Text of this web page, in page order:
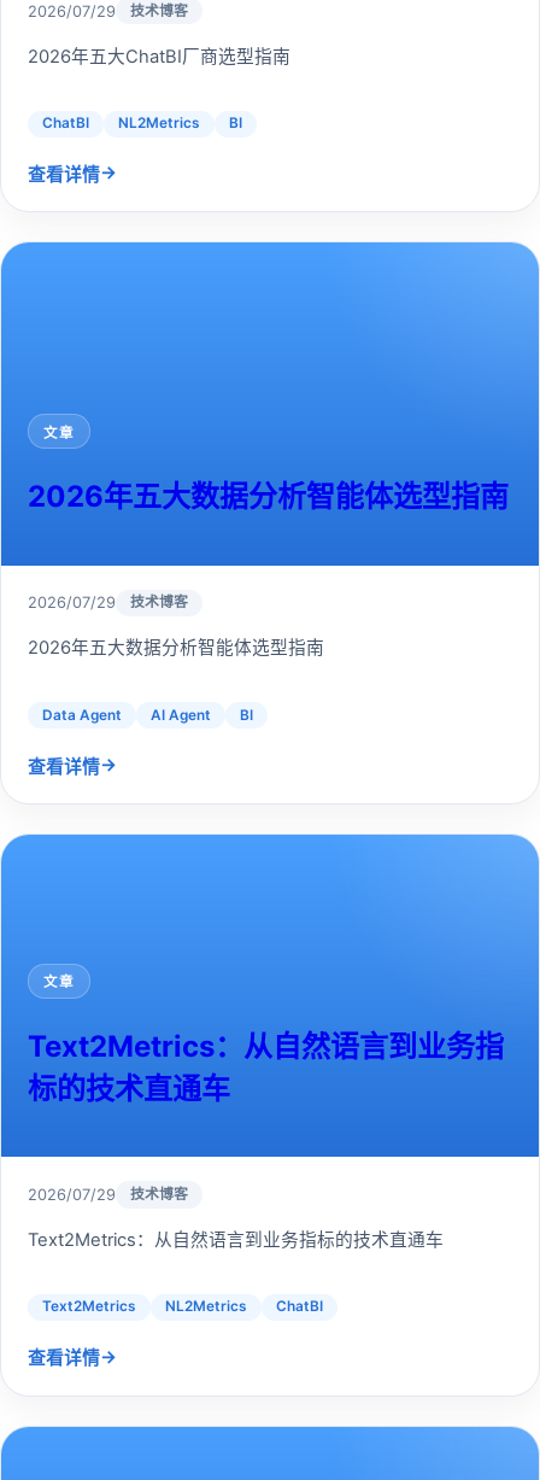
2026/07/29 技术博客
2026年五大ChatBI厂商选型指南
ChatBI NL2Metrics BI
查看详情→
文章
2026年五大数据分析智能体选型指南
2026/07/29 技术博客
2026年五大数据分析智能体选型指南
Data Agent AI Agent BI
查看详情→
文章
Text2Metrics：从自然语言到业务指
标的技术直通车
2026/07/29 技术博客
Text2Metrics：从自然语言到业务指标的技术直通车
Text2Metrics NL2Metrics ChatBI
查看详情→